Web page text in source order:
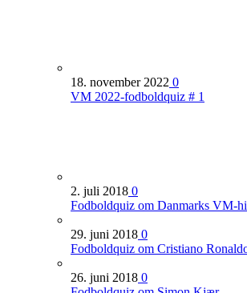
18. november 2022 0
VM 2022-fodboldquiz # 1
2. juli 2018 0
Fodboldquiz om Danmarks VM-
29. juni 2018 0
Fodboldquiz om Cristiano
26. juni 2018 0